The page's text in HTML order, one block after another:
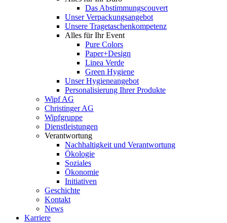
Das Abstimmungscouvert
Unser Verpackungsangebot
Unsere Tragetaschenkompetenz
Alles für Ihr Event
Pure Colors
Paper+Design
Linea Verde
Green Hygiene
Unser Hygieneangebot
Personalisierung Ihrer Produkte
Wipf AG
Christinger AG
Wipfgruppe
Dienstleistungen
Verantwortung
Nachhaltigkeit und Verantwortung
Ökologie
Soziales
Ökonomie
Initiativen
Geschichte
Kontakt
News
Karriere